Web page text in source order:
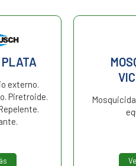
PLATA
externo.
Piretroide.